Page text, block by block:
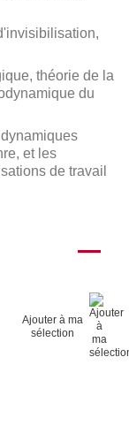
théorie de la
du
et les
de travail
Ajouter à ma
sélection